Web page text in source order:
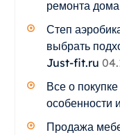
ремонта дома
Степ
выбрать
Just-fit.ru
Все о
особенности
Продажа